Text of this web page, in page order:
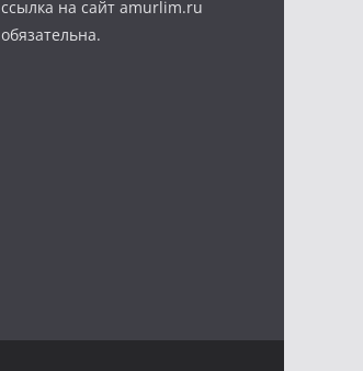
ссылка на сайт amurlim.ru
обязательна.